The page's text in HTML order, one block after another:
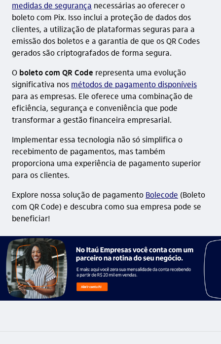
medidas de segurança necessárias ao oferecer o
boleto com Pix. Isso inclui a proteção de dados dos
clientes, a utilização de plataformas seguras para a
emissão dos boletos e a garantia de que os QR Codes
gerados são criptografados de forma segura.
O boleto com QR Code representa uma evolução
significativa nos métodos de pagamento disponíveis
para as empresas. Ele oferece uma combinação de
eficiência, segurança e conveniência que pode
transformar a gestão financeira empresarial.
Implementar essa tecnologia não só simplifica o
recebimento de pagamentos, mas também
proporciona uma experiência de pagamento superior
para os clientes.
Explore nossa solução de pagamento Bolecode (Boleto
com QR Code) e descubra como sua empresa pode se
beneficiar!